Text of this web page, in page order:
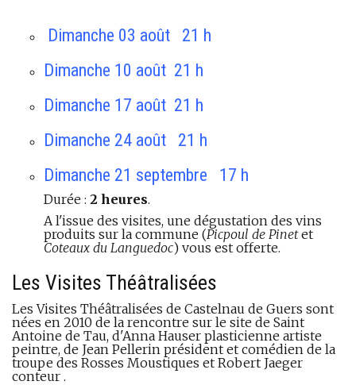
Dimanche 03 août 21 h
Dimanche 10 août 21 h
Dimanche 17 août 21 h
Dimanche 24 août 21 h
Dimanche 21 septembre 17 h
Durée : 2 heures.
A l'issue des visites, une dégustation des vins
produits sur la commune (Picpoul de Pinetet
Coteaux du Languedoc) vous est offerte.
Les Visites Théâtralisées
Les Visites Théâtralisées de Castelnau de Guers sont
nées en 2010 de la rencontre sur le site de Saint
Antoine de Tau, d'Anna Hauser plasticienne artiste
peintre, de Jean Pellerin président et comédien de la
troupe des Rosses Moustiques et Robert Jaeger
conteur .